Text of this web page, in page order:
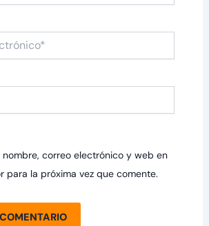
nombre, correo electrónico y web en
para la próxima vez que comente.